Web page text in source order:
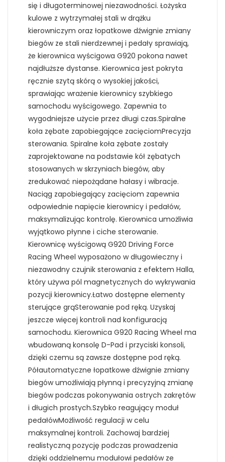
się i długoterminowej niezawodności. Łożyska
kulowe z wytrzymałej stali w drążku
kierowniczym oraz łopatkowe dźwignie zmiany
biegów ze stali nierdzewnej i pedały sprawiają,
że kierownica wyścigowa G920 pokona nawet
najdłuższe dystanse. Kierownica jest pokryta
ręcznie szytą skórą o wysokiej jakości,
sprawiając wrażenie kierownicy szybkiego
samochodu wyścigowego. Zapewnia to
wygodniejsze użycie przez długi czas.Spiralne
koła zębate zapobiegające zacięciomPrecyzja
sterowania. Spiralne koła zębate zostały
zaprojektowane na podstawie kół zębatych
stosowanych w skrzyniach biegów, aby
zredukować niepożądane hałasy i wibracje.
Naciąg zapobiegający zacięciom zapewnia
odpowiednie napięcie kierownicy i pedałów,
maksymalizując kontrolę. Kierownica umożliwia
wyjątkowo płynne i ciche sterowanie.
Kierownicę wyścigową G920 Driving Force
Racing Wheel wyposażono w długowieczny i
niezawodny czujnik sterowania z efektem Halla,
który używa pól magnetycznych do wykrywania
pozycji kierownicy.Łatwo dostępne elementy
sterujące grąSterowanie pod ręką. Uzyskaj
jeszcze więcej kontroli nad konfiguracją
samochodu. Kierownica G920 Racing Wheel ma
wbudowaną konsolę D-Pad i przyciski konsoli,
dzięki czemu są zawsze dostępne pod ręką.
Półautomatyczne łopatkowe dźwignie zmiany
biegów umożliwiają płynną i precyzyjną zmianę
biegów podczas pokonywania ostrych zakrętów
i długich prostych.Szybko reagujący moduł
pedałówMożliwość regulacji w celu
maksymalnej kontroli. Zachowaj bardziej
realistyczną pozycję podczas prowadzenia
dzięki oddzielnemu modułowi pedałów ze